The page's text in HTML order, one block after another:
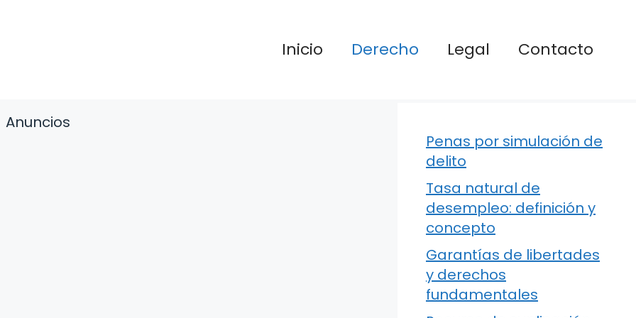
Inicio Derecho Legal Contacto
Anuncios
Penas por simulación de
delito
Tasa natural de
desempleo: definición y
concepto
Garantías de libertades
y derechos
fundamentales